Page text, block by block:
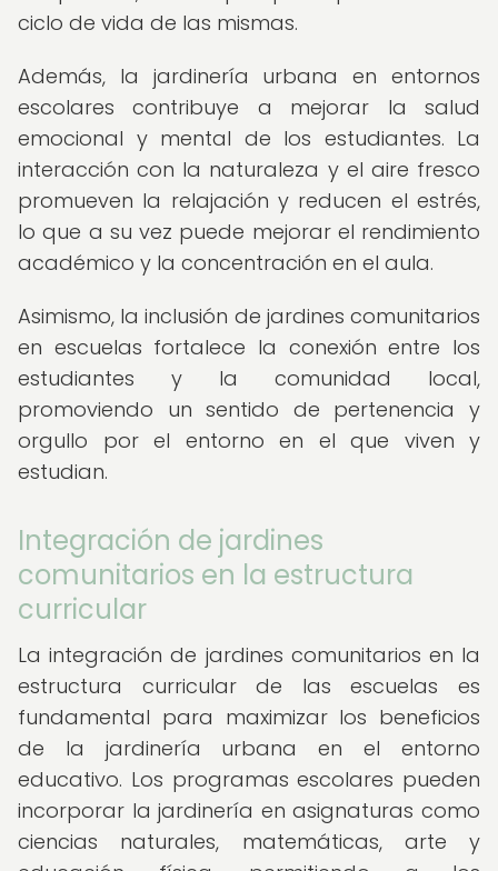
ciclo de vida de las mismas.
Además, la jardinería urbana en entornos
escolares contribuye a mejorar la salud
emocional y mental de los estudiantes. La
interacción con la naturaleza y el aire fresco
promueven la relajación y reducen el estrés,
lo que a su vez puede mejorar el rendimiento
académico y la concentración en el aula.
Asimismo, la inclusión de jardines comunitarios
en escuelas fortalece la conexión entre los
estudiantes y la comunidad local,
promoviendo un sentido de pertenencia y
orgullo por el entorno en el que viven y
estudian.
Integración de jardines
comunitarios en la estructura
curricular
La integración de jardines comunitarios en la
estructura curricular de las escuelas es
fundamental para maximizar los beneficios
de la jardinería urbana en el entorno
educativo. Los programas escolares pueden
incorporar la jardinería en asignaturas como
ciencias naturales, matemáticas, arte y